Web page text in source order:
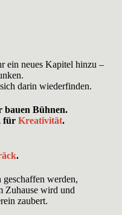
ein neues Kapitel hinzu –
darin wiederfinden.
bauen Bühnen.
fürKreativität.
.
werden,
Zuhause wird und
zaubert.